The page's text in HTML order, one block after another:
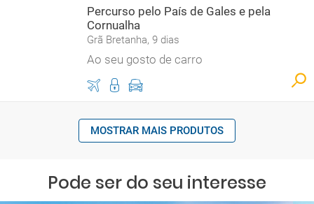
Percurso pelo País de Gales e pela
Cornualha
Grã Bretanha, 9 dias
Ao seu gosto de carro
MOSTRAR MAIS PRODUTOS
Pode ser do seu interesse